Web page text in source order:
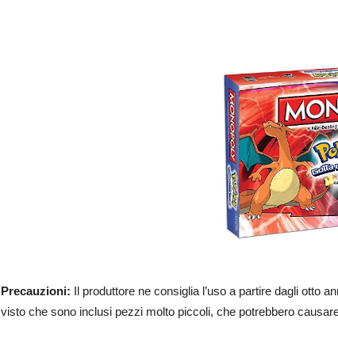
Precauzioni: Il produttore ne consiglia l’uso a partire dagli otto
visto che sono inclusi pezzi molto piccoli, che potrebbero